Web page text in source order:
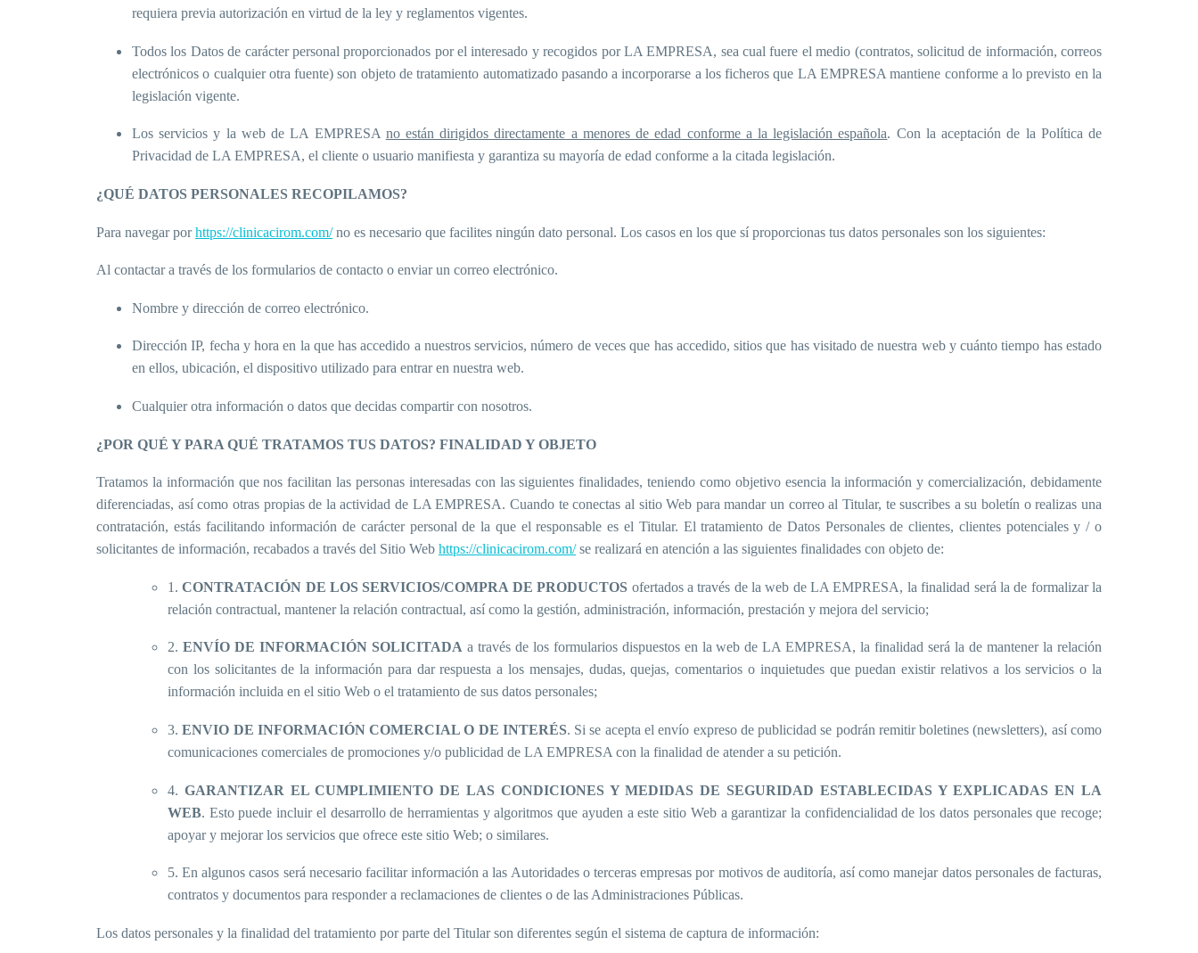
requiera previa autorización en virtud de la ley y reglamentos vigentes.
Todos los Datos de carácter personal proporcionados por el interesado y recogidos por LA EMPRESA, sea cual fuere el medio (contratos, solicitud de información, correos
electrónicos o cualquier otra fuente) son objeto de tratamiento automatizado pasando a incorporarse a los ficheros que LA EMPRESA mantiene conforme a lo previsto en la
legislación vigente.
Los servicios y la web de LA EMPRESA no están dirigidos directamente a menores de edad conforme a la legislación española. Con la aceptación de la Política de
Privacidad de LA EMPRESA, el cliente o usuario manifiesta y garantiza su mayoría de edad conforme a la citada legislación.
¿QUÉ DATOS PERSONALES RECOPILAMOS?
Para navegar porhttps://clinicacirom.com/no es necesario que facilites ningún dato personal. Los casos en los que sí proporcionas tus datos personales son los siguientes:
Al contactar a través de los formularios de contacto o enviar un correo electrónico.
Nombre y dirección de correo electrónico.
Dirección IP, fecha y hora en la que has accedido a nuestros servicios, número de veces que has accedido, sitios que has visitado de nuestra web y cuánto tiempo has estado
en ellos, ubicación, el dispositivo utilizado para entrar en nuestra web.
Cualquier otra información o datos que decidas compartir con nosotros.
¿POR QUÉ Y PARA QUÉ TRATAMOS TUS DATOS? FINALIDAD Y OBJETO
Tratamos la información que nos facilitan las personas interesadas con las siguientes finalidades, teniendo como objetivo esencia la información y comercialización, debidamente
diferenciadas, así como otras propias de la actividad de LA EMPRESA. Cuando te conectas al sitio Web para mandar un correo al Titular, te suscribes a su boletín o realizas una
contratación, estás facilitando información de carácter personal de la que el responsable es el Titular. El tratamiento de Datos Personales de clientes, clientes potenciales y / o
solicitantes de información, recabados a través del Sitio Web https://clinicacirom.com/se realizará en atención a las siguientes finalidades con objeto de:
1.CONTRATACIÓN DE LOS SERVICIOS/COMPRA DE PRODUCTOS ofertados a través de la web de LA EMPRESA, la finalidad será la de formalizar la
relación contractual, mantener la relación contractual, así como la gestión, administración, información, prestación y mejora del servicio;
2. ENVÍO DE INFORMACIÓN SOLICITADA a través de los formularios dispuestos en la web de LA EMPRESA, la finalidad será la de mantener la relación
con los solicitantes de la información para dar respuesta a los mensajes, dudas, quejas, comentarios o inquietudes que puedan existir relativos a los servicios o la
información incluida en el sitio Web o el tratamiento de sus datos personales;
3.ENVIO DE INFORMACIÓN COMERCIAL O DE INTERÉS. Si se acepta el envío expreso de publicidad se podrán remitir boletines (newsletters), así como
comunicaciones comerciales de promociones y/o publicidad de LA EMPRESA con la finalidad de atender a su petición.
4. GARANTIZAR EL CUMPLIMIENTO DE LAS CONDICIONES Y MEDIDAS DE SEGURIDAD ESTABLECIDAS Y EXPLICADAS EN LA
WEB. Esto puede incluir el desarrollo de herramientas y algoritmos que ayuden a este sitio Web a garantizar la confidencialidad de los datos personales que recoge;
apoyar y mejorar los servicios que ofrece este sitio Web; o similares.
5. En algunos casos será necesario facilitar información a las Autoridades o terceras empresas por motivos de auditoría, así como manejar datos personales de facturas,
contratos y documentos para responder a reclamaciones de clientes o de las Administraciones Públicas.
Los datos personales y la finalidad del tratamiento por parte del Titular son diferentes según el sistema de captura de información: